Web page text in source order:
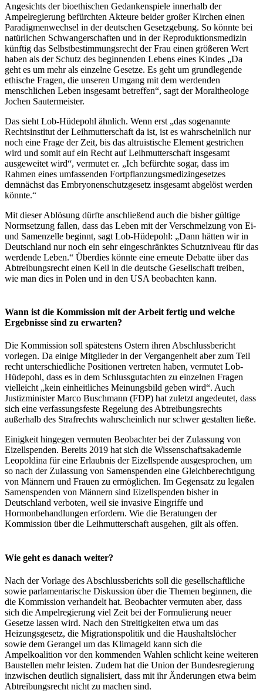
Angesichts der bioethischen Gedankenspiele innerhalb der
Ampelregierung befürchten Akteure beider großer Kirchen einen
Paradigmenwechsel in der deutschen Gesetzgebung. So könnte bei
natürlichen Schwangerschaften und in der Reproduktionsmedizin
künftig das Selbstbestimmungsrecht der Frau einen größeren Wert
haben als der Schutz des beginnenden Lebens eines Kindes „Da
geht es um mehr als einzelne Gesetze. Es geht um grundlegende
ethische Fragen, die unseren Umgang mit dem werdenden
menschlichen Leben insgesamt betreffen“, sagt der Moraltheologe
Jochen Sautermeister.
Das sieht Lob-Hüdepohl ähnlich. Wenn erst „das sogenannte
Rechtsinstitut der Leihmutterschaft da ist, ist es wahrscheinlich nur
noch eine Frage der Zeit, bis das altruistische Element gestrichen
wird und somit auf ein Recht auf Leihmutterschaft insgesamt
ausgeweitet wird“, vermutet er. „Ich befürchte sogar, dass im
Rahmen eines umfassenden Fortpflanzungsmedizingesetzes
demnächst das Embryonenschutzgesetz insgesamt abgelöst werden
könnte.“
Mit dieser Ablösung dürfte anschließend auch die bisher gültige
Normsetzung fallen, dass das Leben mit der Verschmelzung von Ei-
und Samenzelle beginnt, sagt Lob-Hüdepohl: „Dann hätten wir in
Deutschland nur noch ein sehr eingeschränktes Schutzniveau für das
werdende Leben.“ Überdies könnte eine erneute Debatte über das
Abtreibungsrecht einen Keil in die deutsche Gesellschaft treiben,
wie man dies in Polen und in den USA beobachten kann.
Wann ist die Kommission mit der Arbeit fertig und welche
Ergebnisse sind zu erwarten?
Die Kommission soll spätestens Ostern ihren Abschlussbericht
vorlegen. Da einige Mitglieder in der Vergangenheit aber zum Teil
recht unterschiedliche Positionen vertreten haben, vermutet Lob-
Hüdepohl, dass es in dem Schlussgutachten zu einzelnen Fragen
vielleicht „kein einheitliches Meinungsbild geben wird“. Auch
Justizminister Marco Buschmann (FDP) hat zuletzt angedeutet, dass
sich eine verfassungsfeste Regelung des Abtreibungsrechts
außerhalb des Strafrechts wahrscheinlich nur schwer gestalten ließe.
Einigkeit hingegen vermuten Beobachter bei der Zulassung von
Eizellspenden. Bereits 2019 hat sich die Wissenschaftsakademie
Leopoldina für eine Erlaubnis der Eizellspende ausgesprochen, um
so nach der Zulassung von Samenspenden eine Gleichberechtigung
von Männern und Frauen zu ermöglichen. Im Gegensatz zu legalen
Samenspenden von Männern sind Eizellspenden bisher in
Deutschland verboten, weil sie invasive Eingriffe und
Hormonbehandlungen erfordern. Wie die Beratungen der
Kommission über die Leihmutterschaft ausgehen, gilt als offen.
Wie geht es danach weiter?
Nach der Vorlage des Abschlussberichts soll die gesellschaftliche
sowie parlamentarische Diskussion über die Themen beginnen, die
die Kommission verhandelt hat. Beobachter vermuten aber, dass
sich die Ampelregierung viel Zeit bei der Formulierung neuer
Gesetze lassen wird. Nach den Streitigkeiten etwa um das
Heizungsgesetz, die Migrationspolitik und die Haushaltslöcher
sowie dem Gerangel um das Klimageld kann sich die
Ampelkoalition vor den kommenden Wahlen schlicht keine weiteren
Baustellen mehr leisten. Zudem hat die Union der Bundesregierung
inzwischen deutlich signalisiert, dass mit ihr Änderungen etwa beim
Abtreibungsrecht nicht zu machen sind.